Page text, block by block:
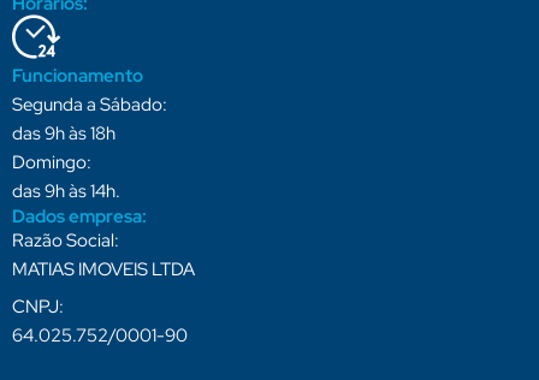
Funcionamento
Segunda a Sábado:
das 9h às 18h
Domingo:
das 9h às 14h.
Dados empresa:
Razão Social:
MATIAS IMOVEIS LTDA
CNPJ:
64.025.752/0001-90